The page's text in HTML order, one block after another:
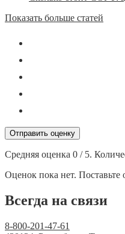
Показать больше статей
Отправить оценку
Средняя оценка 0 / 5.
Оценок пока нет.
Всегда на связи
8-800-201-47-61